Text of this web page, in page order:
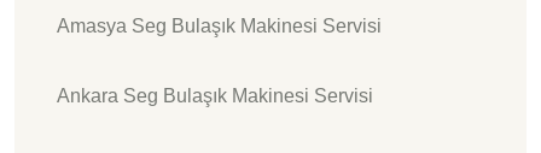
Amasya Seg Bulaşık Makinesi Servisi
Ankara Seg Bulaşık Makinesi Servisi